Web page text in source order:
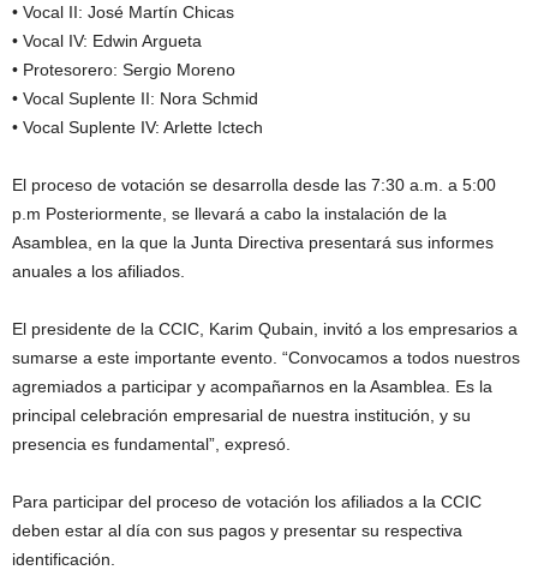
• Vocal II: José Martín Chicas
• Vocal IV: Edwin Argueta
• Protesorero: Sergio Moreno
• Vocal Suplente II: Nora Schmid
• Vocal Suplente IV: Arlette Ictech
El proceso de votación se desarrolla desde las 7:30 a.m. a 5:00
p.m Posteriormente, se llevará a cabo la instalación de la
Asamblea, en la que la Junta Directiva presentará sus informes
anuales a los afiliados.
El presidente de la CCIC, Karim Qubain, invitó a los empresarios a
sumarse a este importante evento. “Convocamos a todos nuestros
agremiados a participar y acompañarnos en la Asamblea. Es la
principal celebración empresarial de nuestra institución, y su
presencia es fundamental”, expresó.
Para participar del proceso de votación los afiliados a la CCIC
deben estar al día con sus pagos y presentar su respectiva
identificación.